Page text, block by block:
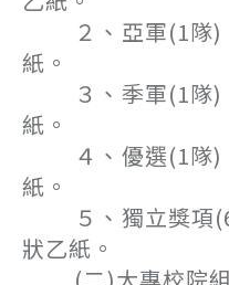
２、亞軍(1隊)
紙。
３、季軍(1隊)
紙。
４、優選(1隊)
紙。
５、獨立獎項(6
狀乙紙。